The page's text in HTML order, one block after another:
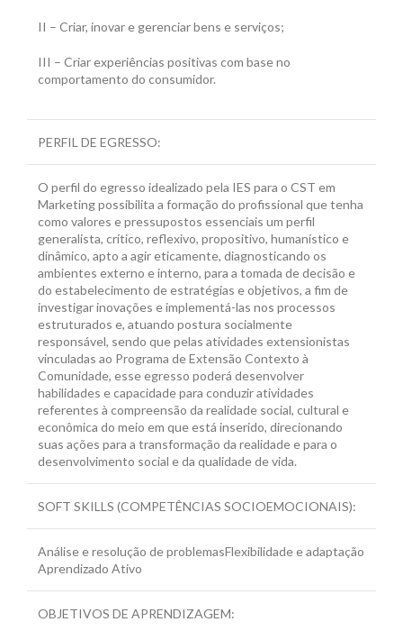
II – Criar, inovar e gerenciar bens e serviços;
III – Criar experiências positivas com base no
comportamento do consumidor.
PERFIL DE EGRESSO:
O perfil do egresso idealizado pela IES para o CST em
Marketing possibilita a formação do profissional que tenha
como valores e pressupostos essenciais um perfil
generalista, crítico, reflexivo, propositivo, humanístico e
dinâmico, apto a agir eticamente, diagnosticando os
ambientes externo e interno, para a tomada de decisão e
do estabelecimento de estratégias e objetivos, a fim de
investigar inovações e implementá-las nos processos
estruturados e, atuando postura socialmente
responsável, sendo que pelas atividades extensionistas
vinculadas ao Programa de Extensão Contexto à
Comunidade, esse egresso poderá desenvolver
habilidades e capacidade para conduzir atividades
referentes à compreensão da realidade social, cultural e
econômica do meio em que está inserido, direcionando
suas ações para a transformação da realidade e para o
desenvolvimento social e da qualidade de vida.
SOFT SKILLS (COMPETÊNCIAS SOCIOEMOCIONAIS):
Análise e resolução de problemasFlexibilidade e adaptação
Aprendizado Ativo
OBJETIVOS DE APRENDIZAGEM: